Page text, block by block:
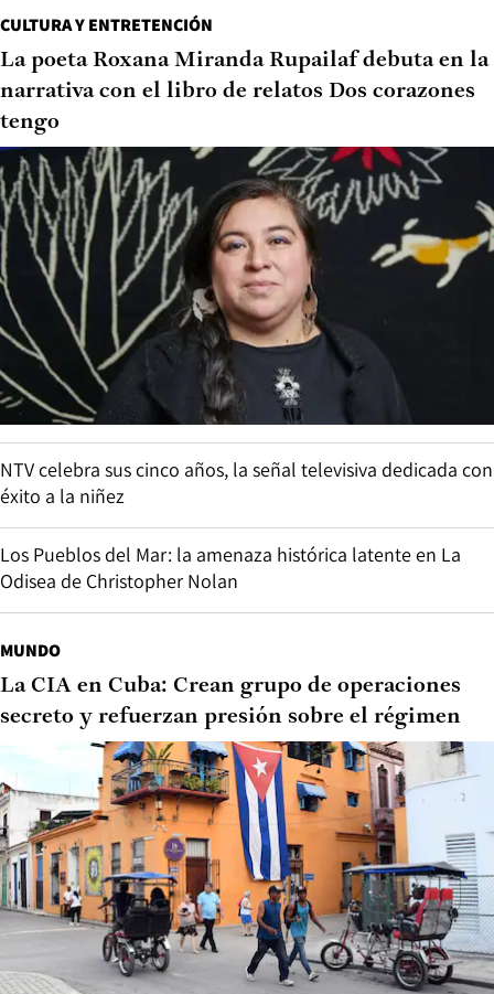
CULTURA Y ENTRETENCIÓN
La poeta Roxana Miranda Rupailaf debuta en la
narrativa con el libro de relatos Dos corazones
tengo
NTV celebra sus cinco años, la señal televisiva dedicada con
éxito a la niñez
Los Pueblos del Mar: la amenaza histórica latente en La
Odisea de Christopher Nolan
MUNDO
La CIA en Cuba: Crean grupo de operaciones
secreto y refuerzan presión sobre el régimen